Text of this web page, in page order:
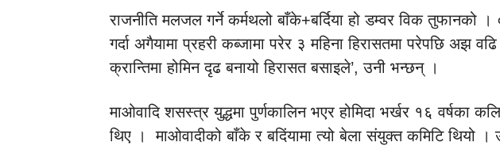
राजनीति मलजल गर्ने कर्मथलो बाँके+बर्दिया हो डम्वर विक तुफानको
गर्दा अगैयामा प्रहरी कब्जामा परेर ३ महिना हिरासतमा परेपछि अझ
क्रान्तिमा होमिन दृढ बनायो हिरासत बसाइले’, उनी भन्छन् ।
माओवादि शसस्त्र युद्धमा पुर्णकालिन भएर होमिदा भर्खर १६ वर्षका
थिए । माओवादीको बाँके र बदिंयामा त्यो बेला संयुक्त कमिटि थियो ।